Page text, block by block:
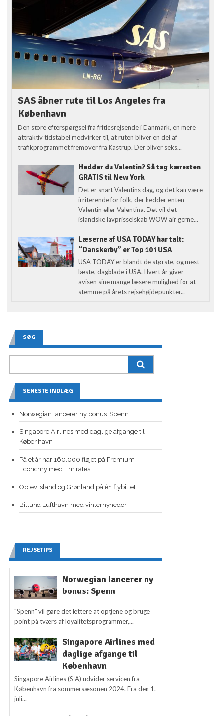
SAS åbner rute til Los Angeles fra
København
Den store efterspørgsel fra fritidsrejsende i Danmark, en mere
attraktiv tidstabel medvirker til, at ruten bliver en del af
trafikprogrammet fremover fra Kastrup. Der bliver seks...
Hedder du Valentin? Så tag kæresten
GRATIS til New York
Det er snart Valentins dag, og det kan være
irriterende for folk, der hedder enten
Valentin eller Valentina. Det vil det
islandske lavprisselskab WOW air gerne...
Læserne af USA TODAY har talt:
“Danskerby” er Top 10 i USA
USA TODAY er blandt de største, og mest
læste, dagblade i USA. Hvert år giver
avisen sine mange læsere mulighed for at
stemme på årets rejsehøjdepunkter...
SØG
SENESTE INDLÆG
Norwegian lancerer ny bonus: Spenn
Singapore Airlines med daglige afgange til
København
På ét år har 160.000 fløjet på Premium
Economy med Emirates
Oplev Island og Grønland på én flybillet
Billund Lufthavn med vinternyheder
REJSETIPS
Norwegian lancerer ny
bonus: Spenn
"Spenn" vil gøre det lettere at optjene og bruge
point på tværs af loyalitetsprogrammer,...
Singapore Airlines med
daglige afgange til
København
Singapore Airlines (SIA) udvider servicen fra
København fra sommersæsonen 2024. Fra den 1.
juli...